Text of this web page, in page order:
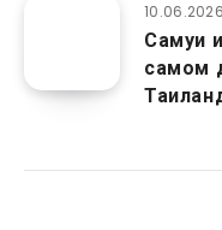
10.06.2026
Самуи
самом